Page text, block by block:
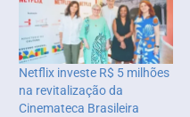
Netflix investe R$ 5 milhões
na revitalização da
Cinemateca Brasileira